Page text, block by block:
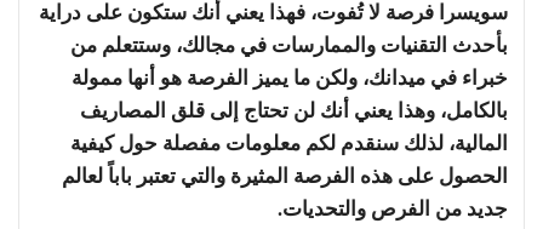
سويسرا فرصة لا تُفوت، فهذا يعني أنك ستكون على دراية
بأحدث التقنيات والممارسات في مجالك، وستتعلم من
خبراء في ميدانك، ولكن ما يميز الفرصة هو أنها ممولة
بالكامل، وهذا يعني أنك لن تحتاج إلى قلق المصاريف
المالية، لذلك سنقدم لكم معلومات مفصلة حول كيفية
الحصول على هذه الفرصة المثيرة والتي تعتبر باباً لعالم
جديد من الفرص والتحديات.